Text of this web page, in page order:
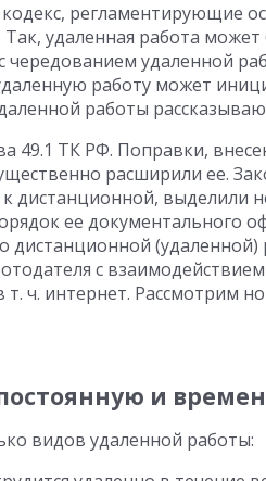
регламентирующие
удаленная работа может
удаленной
работу может
работы
49.1 ТК РФ. Поправки,
расширили ее.
дистанционной, выделили
ее документального
дистанционной (удаленной)
с
ч. интернет. Рассмотрим
и
видов удаленной работы: